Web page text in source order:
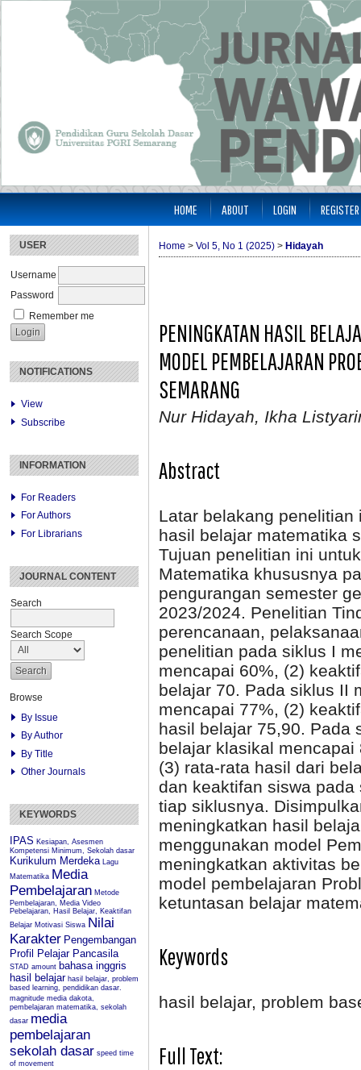
USER
Username
Password
Remember me
NOTIFICATIONS
View
Subscribe
INFORMATION
For Readers
For Authors
For Librarians
JOURNAL CONTENT
Search
Search Scope
Browse
By Issue
By Author
By Title
Other Journals
KEYWORDS
IPAS Kesiapan, Asesmen
Kompetensi Minimum, Sekolah dasar
Kurikulum Merdeka Lagu
Matematika Media
Pembelajaran Metode
Pembelajaran, Media Video
Pebelajaran, Hasil Belajar, Keaktifan
Belajar Motivasi Siswa Nilai
Karakter Pengembangan
Profil Pelajar Pancasila
STAD amount bahasa inggris
hasil belajar hasil belajar, problem
based learning, pendidikan dasar.
magnitude media dakota,
pembelajaran matematika, sekolah
dasar media
pembelajaran
sekolah dasar speed time
of movement
HOME ABOUT LOGIN REGISTER
Home > Vol 5, No 1 (2025) > Hidayah
PENINGKATAN HASIL
MODEL PEMBELAJARAN
SEMARANG
Nur Hidayah, Ikha
Abstract
Latar belakang
hasil belajar matematika
Tujuan penelitian ini
Matematika khususnya
pengurangan semester
2023/2024. Penelitian
perencanaan,
penelitian pada siklus I
mencapai 60%, (2)
belajar 70. Pada siklus II
mencapai 77%, (2)
hasil belajar 75,90. Pada
belajar klasikal
(3) rata-rata hasil dari
dan keaktifan siswa
tiap siklusnya.
meningkatkan hasil
menggunakan model
meningkatkan aktivitas
model pembelajaran
ketuntasan belajar
Keywords
hasil belajar, problem
Full Text: